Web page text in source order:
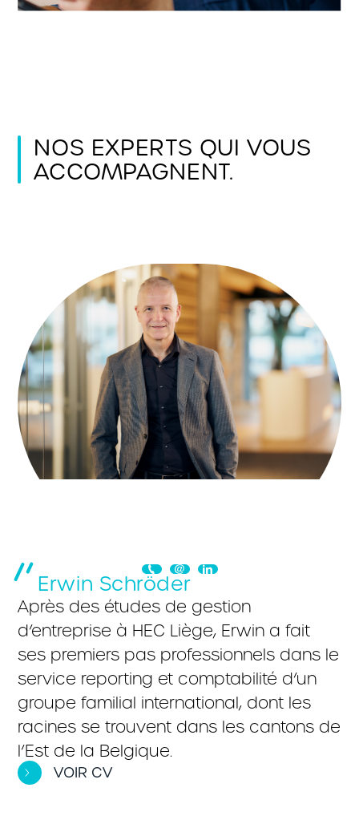
NOS EXPERTS QUI VOUS
ACCOMPAGNENT.
Erwin Schröder
Après des études de gestion
d’entreprise à HEC Liège, Erwin a fait
ses premiers pas professionnels dans le
service reporting et comptabilité d’un
groupe familial international, dont les
racines se trouvent dans les cantons de
l’Est de la Belgique.
VOIR CV